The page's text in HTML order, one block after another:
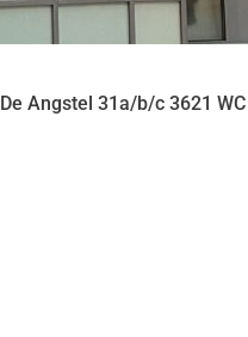
De Angstel 31a/b/c 3621 WC